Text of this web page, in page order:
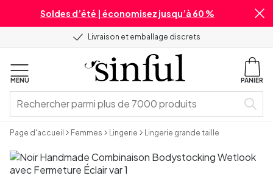
Soldes d’été | économisez jusqu’à 60 %
Livraison et emballage discrets
MENU PANIER
Page d'accueil Femmes Lingerie Lingerie grande taille